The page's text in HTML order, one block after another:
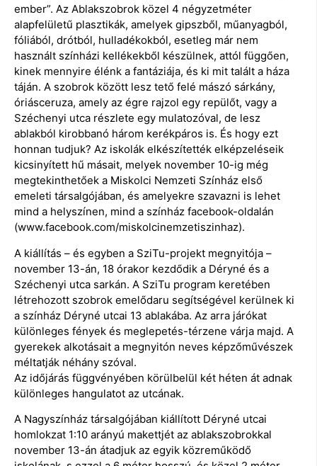
ember”. Az Ablakszobrok közel 4 négyzetméter
alapfelületű plasztikák, amelyek gipszből, műanyagból,
fóliából, drótból, hulladékokból, esetleg már nem
használt színházi kellékekből készülnek, attól függően,
kinek mennyire élénk a fantáziája, és ki mit talált a háza
táján. A szobrok között lesz tető felé mászó sárkány,
óriásceruza, amely az égre rajzol egy repülőt, vagy a
Széchenyi utca részlete egy mulatozóval, de lesz
ablakból kirobbanó három kerékpáros is. És hogy ezt
honnan tudjuk? Az iskolák elkészítették elképzeléseik
kicsinyített hű másait, melyek november 10-ig még
megtekinthetőek a Miskolci Nemzeti Színház első
emeleti társalgójában, és amelyekre szavazni is lehet
mind a helyszínen, mind a színház facebook-oldalán
(www.facebook.com/miskolcinemzetiszinhaz).
A kiállítás – és egyben a SziTu-projekt megnyitója –
november 13-án, 18 órakor kezdődik a Déryné és a
Széchenyi utca sarkán. A SziTu program keretében
létrehozott szobrok emelődaru segítségével kerülnek ki
a színház Déryné utcai 13 ablakába. Az arra járókat
különleges fények és meglepetés-térzene várja majd. A
gyerekek alkotásait a megnyitón neves képzőművészek
méltatják néhány szóval.
Az időjárás függvényében körülbelül két héten át adnak
különleges hangulatot az utcának.
A Nagyszínház társalgójában kiállított Déryné utcai
homlokzat 1:10 arányú makettjét az ablakszobrokkal
november 13-án átadjuk az egyik közreműködő